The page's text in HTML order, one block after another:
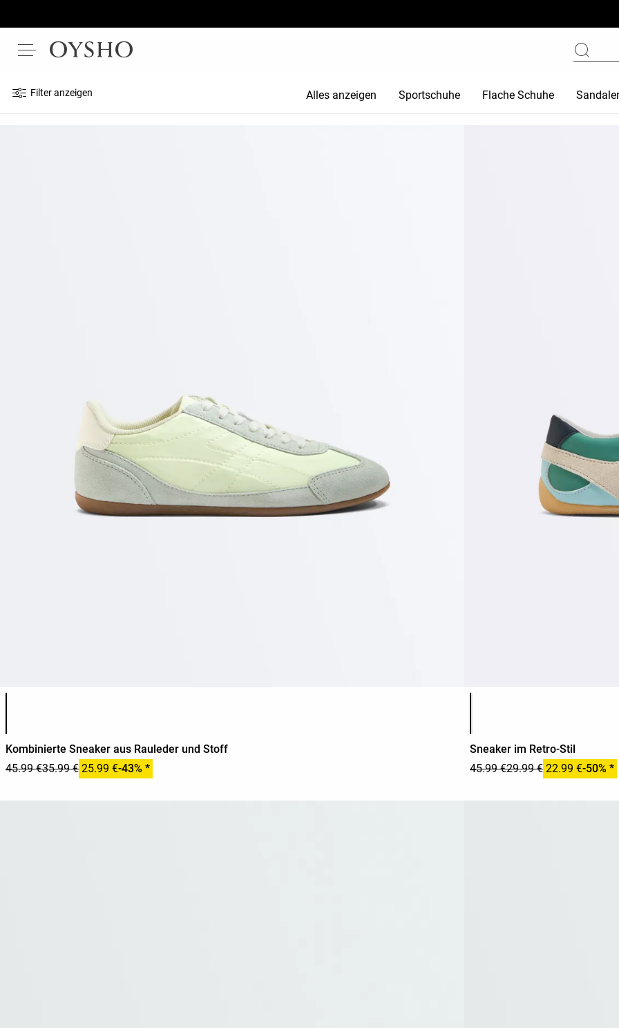
Filter anzeigen Alles anzeigen Sportschuhe Flache Schuhe
Produktfarbliste
Kombinierte Sneaker aus Rauleder und Stoff
45.99 €35.99 € 25.99 €-43% *
Produktfarbliste
Sneaker im Retro-Stil
45.99 €29.99 € 22.99 €-50% *